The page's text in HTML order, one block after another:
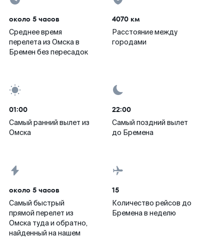
около 5 часов
Среднее время
перелета из Омска в
Бремен без пересадок
4070 км
Расстояние между
городами
01:00
Самый ранний вылет из
Омска
22:00
Самый поздний вылет
до Бремена
около 5 часов
Самый быстрый
прямой перелет из
Омска туда и обратно,
найденный на нашем
15
Количество рейсов до
Бремена в неделю